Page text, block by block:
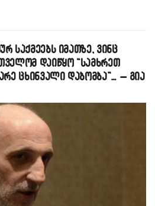
საქმეებს იმათზე, ვინც
დაიწყო “სამხრეთ
ცხინვალი დაბომბა”… – გია